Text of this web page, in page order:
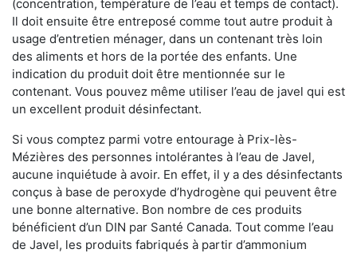
(concentration, température de l’eau et temps de contact).
Il doit ensuite être entreposé comme tout autre produit à
usage d’entretien ménager, dans un contenant très loin
des aliments et hors de la portée des enfants. Une
indication du produit doit être mentionnée sur le
contenant. Vous pouvez même utiliser l’eau de javel qui est
un excellent produit désinfectant.
Si vous comptez parmi votre entourage à Prix-lès-
Mézières des personnes intolérantes à l’eau de Javel,
aucune inquiétude à avoir. En effet, il y a des désinfectants
conçus à base de peroxyde d’hydrogène qui peuvent être
une bonne alternative. Bon nombre de ces produits
bénéficient d’un DIN par Santé Canada. Tout comme l’eau
de Javel, les produits fabriqués à partir d’ammonium